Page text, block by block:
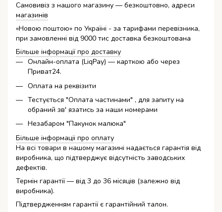
Самовивіз з нашого магазину — безкоштовно, адреси
магазинів
«Новою поштою» по Україні - за тарифами перевізника,
при замовленні від 9000 тис доставка безкоштована
Більше інформації про доставку
Онлайн-оплата (LiqPay) — карткою або через
Приват24.
Оплата на реквізити
Тестується "Оплата частинами" , для запиту на
обраний зв' язатись за наши номерами
Незабаром "Пакунок малюка"
Більше інформаціі про оплату
На всі товари в нашому магазині надається гарантія від
виробника, що підтверджує відсутність заводських
дефектів.
Термін гарантії — від 3 до 36 місяців (залежно від
виробника).
Підтвердженням гарантії є гарантійний талон.